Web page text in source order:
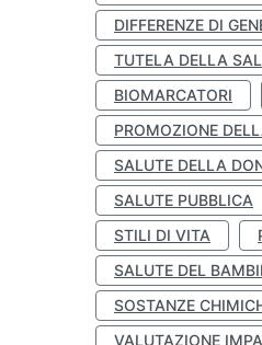
DIFFERENZE DI
TUTELA DELLA
BIOMARCATORI
PROMOZIONE
SALUTE DELLA
SALUTE PUBBLICA
STILI DI VITA
SALUTE DEL
SOSTANZE
VALUTAZIONE